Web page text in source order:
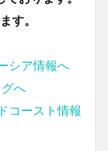
す。